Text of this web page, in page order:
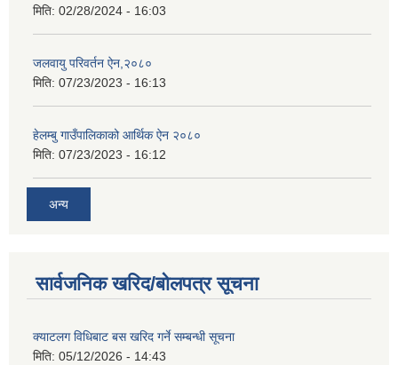
मिति: 02/28/2024 - 16:03
जलवायु परिवर्तन ऐन,२०८०
मिति: 07/23/2023 - 16:13
हेलम्बु गाउँपालिकाको आर्थिक ऐन २०८०
मिति: 07/23/2023 - 16:12
अन्य
सार्वजनिक खरिद/बोलपत्र सूचना
क्याटलग विधिबाट बस खरिद गर्ने सम्बन्धी सूचना
मिति: 05/12/2026 - 14:43